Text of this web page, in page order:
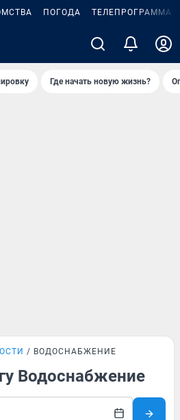
ПОГОДА ТЕЛЕПРОГРАММА
Где начать новую жизнь?
ВОДОСНАБЖЕНИЕ
Водоснабжение